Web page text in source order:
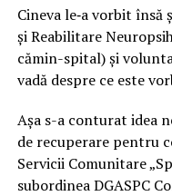
Cineva le‑a vorbit însă
și Reabilitare
cămin-spital) și
vadă despre ce este
Așa s-a conturat idea
de recuperare pentru
Servicii Comunitare
subordinea DGASPC